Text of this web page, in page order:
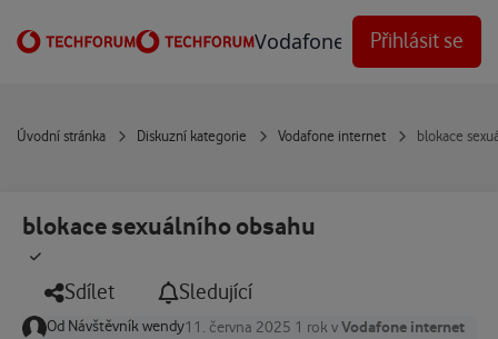
Vodafone Techforum
Přihlásit se
Úvodní stránka Diskuzní kategorie Vodafone internet blokace
blokace sexuálního obsahu
Sdílet Sledující
Od Návštěvník wendy11. června 2025 1 rokvVodafone internet